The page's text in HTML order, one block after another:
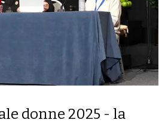
donne 2025 - la